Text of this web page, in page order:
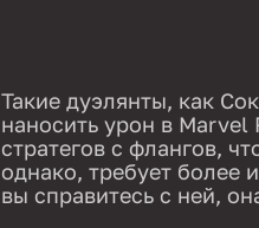
Такие дуэлянты, как
наносить урон в Marvel
стратегов с флангов,
однако, требует более
вы справитесь с ней,